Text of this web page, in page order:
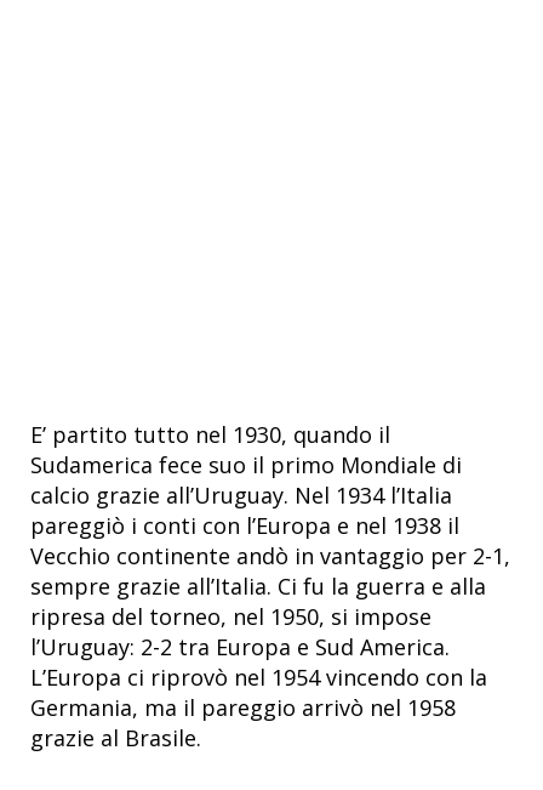
E’ partito tutto nel 1930, quando il
Sudamerica fece suo il primo Mondiale di
calcio grazie all’Uruguay. Nel 1934 l’Italia
pareggiò i conti con l’Europa e nel 1938 il
Vecchio continente andò in vantaggio per 2-1,
sempre grazie all’Italia. Ci fu la guerra e alla
ripresa del torneo, nel 1950, si impose
l’Uruguay: 2-2 tra Europa e Sud America.
L’Europa ci riprovò nel 1954 vincendo con la
Germania, ma il pareggio arrivò nel 1958
grazie al Brasile.